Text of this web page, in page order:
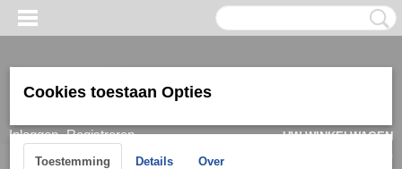
Inloggen Registreren
UW WINKELWAGEN
(0)
Cookies toestaan Opties
Toestemming Details Over